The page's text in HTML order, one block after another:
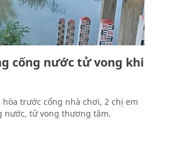
cống nước tử vong khi
trước cổng nhà chơi, 2 chị em
nước, tử vong thương tâm.